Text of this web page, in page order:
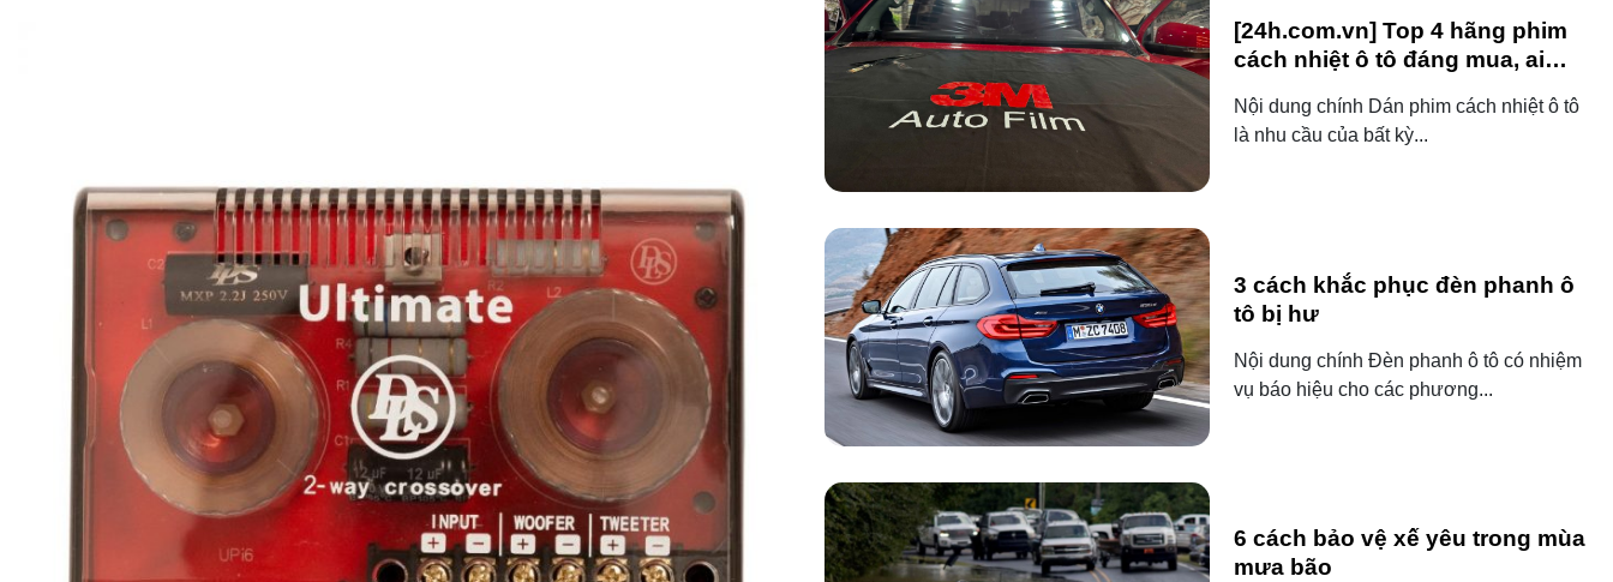
[24h.com.vn] Top 4 hãng phim
cách nhiệt ô tô đáng mua, ai
Nội dung chính Dán phim cách nhiệt ô tô
là nhu cầu của bất kỳ...
3 cách khắc phục đèn phanh ô
tô bị hư
Nội dung chính Đèn phanh ô tô có nhiệm
vụ báo hiệu cho các phương...
6 cách bảo vệ xế yêu trong mùa
mưa bão